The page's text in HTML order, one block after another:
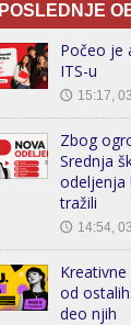
POSLEDNJE
Počeo je
ITS-u
🕔 15:17,
Zbog
Srednja
odeljenja
tražili
🕔 14:54,
od
deo njih